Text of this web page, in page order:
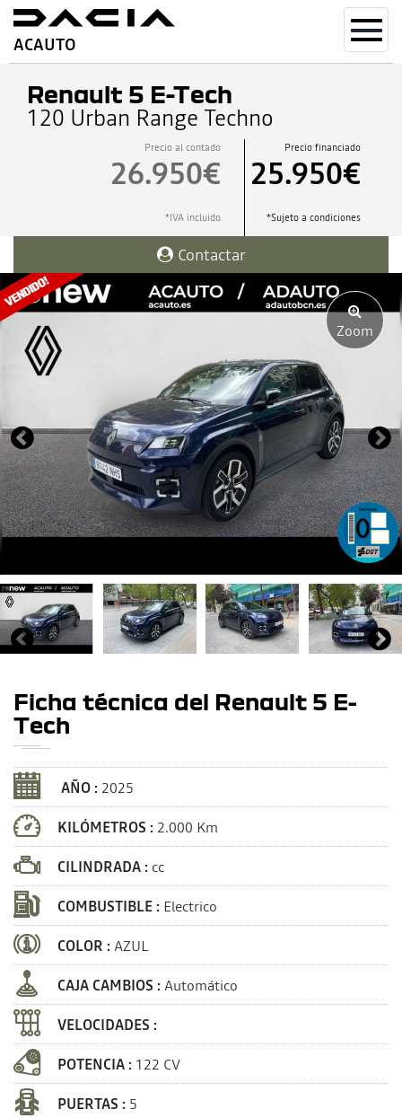
ACAUTO
Renault 5 E-Tech
120 Urban Range Techno
Precio al contado
26.950€
*IVA incluido
Precio financiado
25.950€
*Sujeto a condiciones
Contactar
Zoom
Ficha técnica del Renault 5 E-
Tech
AÑO : 2025
KILÓMETROS : 2.000 Km
CILINDRADA : cc
COMBUSTIBLE : Electrico
COLOR : AZUL
CAJA CAMBIOS : Automático
VELOCIDADES :
POTENCIA : 122 CV
PUERTAS : 5